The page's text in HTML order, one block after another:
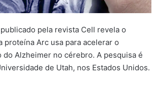
pela revista Cell revela o
proteína Arc usa para acelerar o
Alzheimer no cérebro. A pesquisa é
de Utah, nos Estados Unidos.